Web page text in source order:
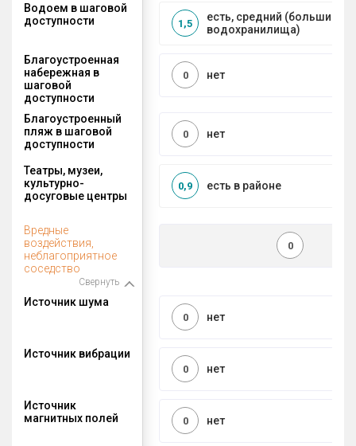
Водоем в шаговой
доступности
есть, средний (большие
водохранилища)
1,5
Благоустроенная
набережная в
шаговой
доступности
нет
0
Благоустроенный
пляж в шаговой
доступности
нет
0
Театры, музеи,
культурно-
досуговые центры
есть в районе
0,9
Вредные
воздействия,
неблагоприятное
соседство
Свернуть
0
Источник шума
нет
0
Источник вибрации
нет
0
Источник
магнитных полей
нет
0